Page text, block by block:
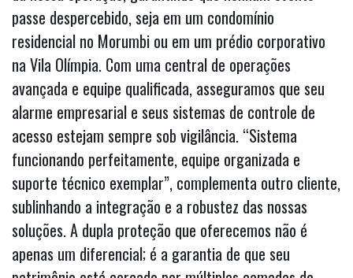
passe despercebido, seja em um condomínio
residencial no Morumbi ou em um prédio corporativo
na Vila Olímpia. Com uma central de operações
avançada e equipe qualificada, asseguramos que seu
alarme empresarial e seus sistemas de controle de
acesso estejam sempre sob vigilância. “Sistema
funcionando perfeitamente, equipe organizada e
suporte técnico exemplar”, complementa outro cliente,
sublinhando a integração e a robustez das nossas
soluções. A dupla proteção que oferecemos não é
apenas um diferencial; é a garantia de que seu